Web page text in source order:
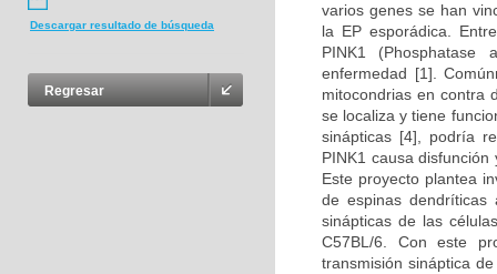
Descargar resultado de búsqueda
Regresar
varios genes se han
la EP esporádica.
PINK1
enfermedad [1].
mitocondrias en contra
se localiza y tiene
sinápticas [4], podría
PINK1 causa
Este proyecto plantea
de espinas
sinápticas de las
C57BL/6. Con este
transmisión sináptica